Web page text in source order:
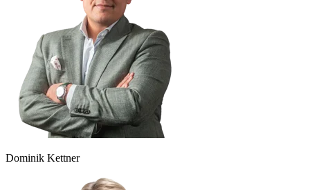
Dominik Kettner